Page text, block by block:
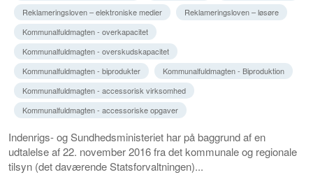
Reklameringsloven – elektroniske medier
Reklameringsloven – løsøre
Kommunalfuldmagten - overkapacitet
Kommunalfuldmagten - overskudskapacitet
Kommunalfuldmagten - biprodukter
Kommunalfuldmagten - Biproduktion
Kommunalfuldmagten - accessorisk virksomhed
Kommunalfuldmagten - accessoriske opgaver
Indenrigs- og Sundhedsministeriet har på baggrund af en
udtalelse af 22. november 2016 fra det kommunale og regionale
tilsyn (det daværende Statsforvaltningen)...